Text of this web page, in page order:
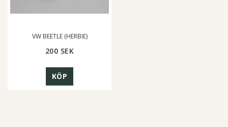
VW BEETLE (HERBIE)
200 SEK
KÖP